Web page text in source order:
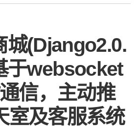
城(Django2.0.
于websocket
信，主动推
室及客服系统